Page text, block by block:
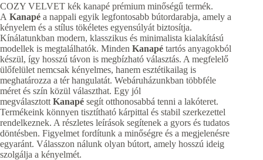
COZY VELVET kék kanapé prémium minőségű termék.
A Kanapé a nappali egyik legfontosabb bútordarabja, amely a
kényelem és a stílus tökéletes egyensúlyát biztosítja.
Kínálatunkban modern, klasszikus és minimalista kialakítású
modellek is megtalálhatók. Minden Kanapé tartós anyagokból
készül, így hosszú távon is megbízható választás. A megfelelő
ülőfelület nemcsak kényelmes, hanem esztétikailag is
meghatározza a tér hangulatát. Webáruházunkban többféle
méret és szín közül választhat. Egy jól
megválasztott Kanapé segít otthonosabbá tenni a lakóteret.
Termékeink könnyen tisztítható kárpittal és stabil szerkezettel
rendelkeznek. A részletes leírások segítenek a gyors és tudatos
döntésben. Figyelmet fordítunk a minőségre és a megjelenésre
egyaránt. Válasszon nálunk olyan bútort, amely hosszú ideig
szolgálja a kényelmét.